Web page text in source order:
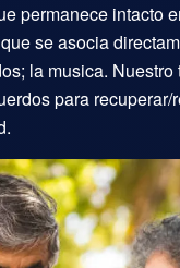
permanece intacto
se asocia
la musica. Nuestro
para recuperar/